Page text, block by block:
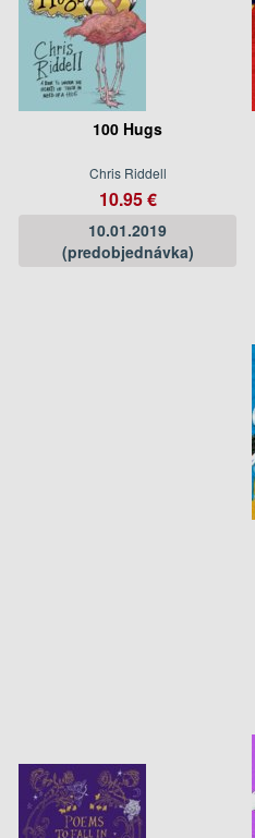
100 Hugs
Chris Riddell
10.95 €
10.01.2019
(predobjednávka)